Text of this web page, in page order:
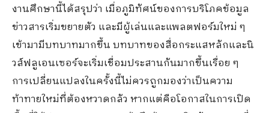
งานศึกษานี้ได้สรุปว่า เมื่อภูมิทัศน์ของการบริโภคข้อมูล
ข่าวสารเริ่มขยายตัว และมีผู้เล่นและแพลตฟอร์มใหม่ ๆ
เข้ามามีบทบาทมากขึ้น บทบาทของสื่อกระแสหลักและนิ
วส์ฟลูเอนเซอร์จะเริ่มเชื่อมประสานกันมากขึ้นเรื่อย ๆ
การเปลี่ยนแปลงในครั้งนี้ไม่ควรถูกมองว่าเป็นความ
ท้าทายใหม่ที่ต้องหวาดกลัว หากแต่คือโอกาสในการเปิด